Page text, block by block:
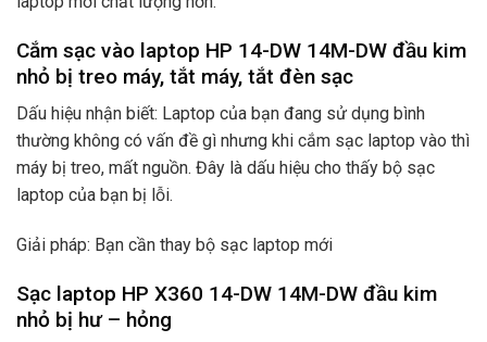
Cắm sạc vào laptop HP 14-DW 14M-DW đầu kim
nhỏ bị treo máy, tắt máy, tắt đèn sạc
Dấu hiệu nhận biết: Laptop của bạn đang sử dụng bình
thường không có vấn đề gì nhưng khi cắm sạc laptop vào thì
máy bị treo, mất nguồn. Đây là dấu hiệu cho thấy bộ sạc
laptop của bạn bị lỗi.
Giải pháp: Bạn cần thay bộ sạc laptop mới
Sạc laptop HP X360 14-DW 14M-DW đầu kim
nhỏ bị hư – hỏng